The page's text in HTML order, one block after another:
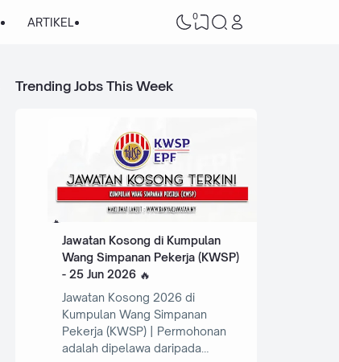
ARTIKEL 0
Trending Jobs This Week
Jawatan Kosong di Kumpulan
Wang Simpanan Pekerja (KWSP)
- 25 Jun 2026
Jawatan Kosong 2026 di
Kumpulan Wang Simpanan
Pekerja (KWSP) | Permohonan
adalah dipelawa daripada…